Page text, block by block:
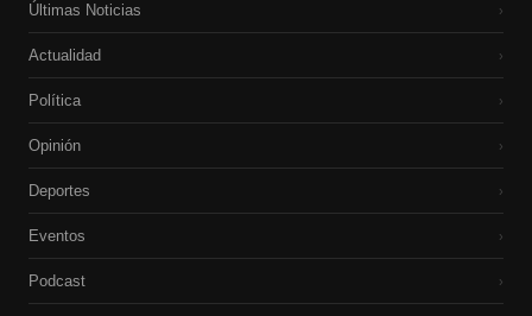
Últimas Noticias ›
Actualidad ›
Política ›
Opinión ›
Deportes ›
Eventos ›
Podcast ›